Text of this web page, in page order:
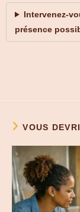
Intervenez-
présence
VOUS